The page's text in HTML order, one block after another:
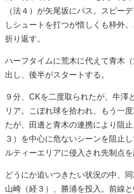
（法４）が矢尾坂にパス。スピー
しシュートを打つが惜しくも枠外
折り返す。
ハーフタイムに荒木に代えて青木
出し、後半がスタートする。
９分、CKを二度取られたが、牛澤
リア。こぼれ球を拾われ、もう一
たが、田邊と青木の連携により阻
３）を中心に危ないシーンを阻止
ルティーエリアに侵入され先制点を
どうにか追いつきたい状況の中、
山崎（経３）、勝浦を投入。前線